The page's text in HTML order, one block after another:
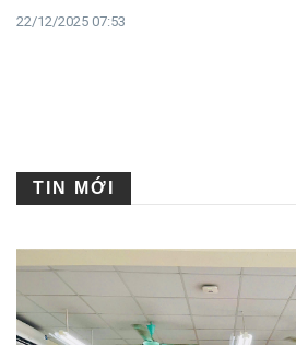
22/12/2025 07:53
TIN MỚI